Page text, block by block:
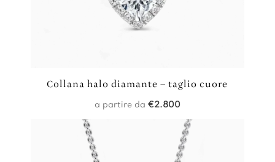
Collana halo diamante – taglio cuore
a partire da €2.800